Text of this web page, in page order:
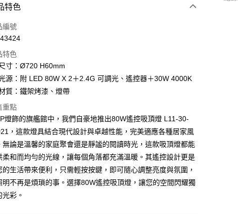
方式
卡一次付款
Pay
支付
Pay
先享後付
明
於「AFTEE先享後付」】
先享後付是「在收到商品之後才付款」的支付方式。 讓您購物簡單
好安心！
付款
特色
編號
特色
寸：Ø720 H60mm
源：附 LED 80W X 2＋2.4G 可調光、遙控器＋30W 4000K
質：鐵架烤漆、燈帶
重點
燈飾的旗艦館中，我們自豪地推出80W遙控吸頂燈 L11-30-
，這款燈具結合現代設計與卓越性能，完美適應各種居家風
無論是溫馨的家庭聚會還是靜謐的閱讀時光，這款吸頂燈都能
柔和而均勻的光線，讓每個角落都充滿溫暖。其遙控設計更是
的生活帶來便利，只需輕按按鍵，即可隨心調整亮度與氛圍，
明不再是煩瑣的事。選擇80W遙控吸頂燈，讓您的空間閃耀獨
光彩。